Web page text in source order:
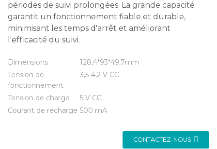
périodes de suivi prolongées. La grande capacité
garantit un fonctionnement fiable et durable,
minimisant les temps d'arrêt et améliorant
l'efficacité du suivi.
Dimensions
128,4*93*49,7mm
Tension de
fonctionnement
3,5-4,2 V CC
Tension de charge
5 V CC
Courant de recharge 500 mA
CONTACTEZ-NOUS